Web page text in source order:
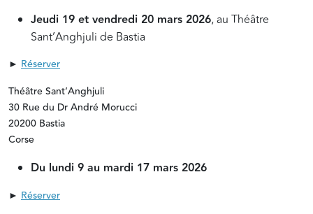
Jeudi 19 et vendredi 20 mars 2026, au Théâtre
Sant’Anghjuli de Bastia
► Réserver
Théâtre Sant’Anghjuli
30 Rue du Dr André Morucci
20200 Bastia
Corse
Du lundi 9 au mardi 17 mars 2026
► Réserver